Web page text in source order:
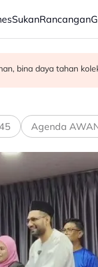
SukanRancangan
warga PDRM, ATM -
bina daya tahan
diselamatkan -
Agenda